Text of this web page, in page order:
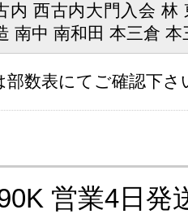
内 西古内大門入会 林
南中 南和田 本三倉
数表にてご確認下さ
営業4日発